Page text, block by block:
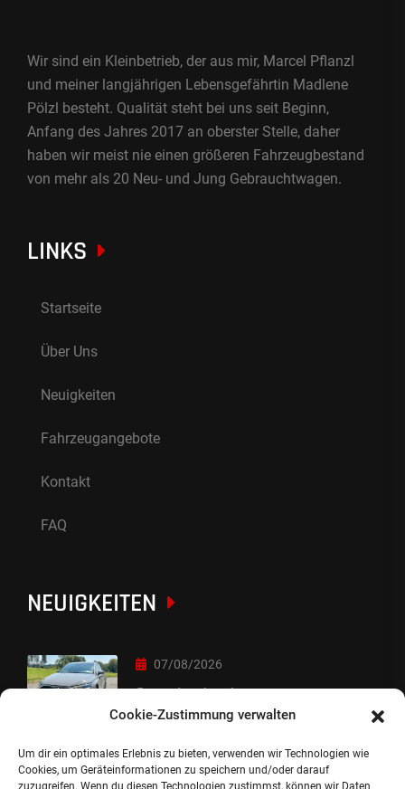
Cookie-Zustimmung verwalten
Um dir ein optimales Erlebnis zu bieten, verwenden wir Technologien wie
Cookies, um Geräteinformationen zu speichern und/oder darauf
zuzugreifen. Wenn du diesen Technologien zustimmst, können wir Daten
Wir sind ein Kleinbetrieb, der aus mir, Marcel Pflanzl
und meiner langjährigen Lebensgefährtin Madlene
Pölzl besteht. Qualität steht bei uns seit Beginn,
Anfang des Jahres 2017 an oberster Stelle, daher
haben wir meist nie einen größeren Fahrzeugbestand
von mehr als 20 Neu- und Jung Gebrauchtwagen.
LINKS
Startseite
Über Uns
Neuigkeiten
Fahrzeugangebote
Kontakt
FAQ
NEUIGKEITEN
07/08/2026
Sorry Leute :-)
06/08/2026